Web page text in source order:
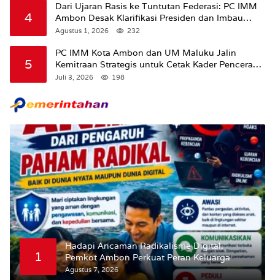
4
Dari Ujaran Rasis ke Tuntutan Federasi: PC IMM
Ambon Desak Klarifikasi Presiden dan Imbau
Tunda Pengibaran Bendera Merah Putih Di
Agustus 1, 2026 232
5
PC IMM Kota Ambon dan UM Maluku Jalin
Kemitraan Strategis untuk Cetak Kader Pencerah
Bangsa “Membangun Peradaban dari Kampus”
Juli 3, 2026 198
1
Hadapi Ancaman Radikalisme Digital,
Pemkot Ambon Perkuat Peran Keluarga
Agustus 7, 2026